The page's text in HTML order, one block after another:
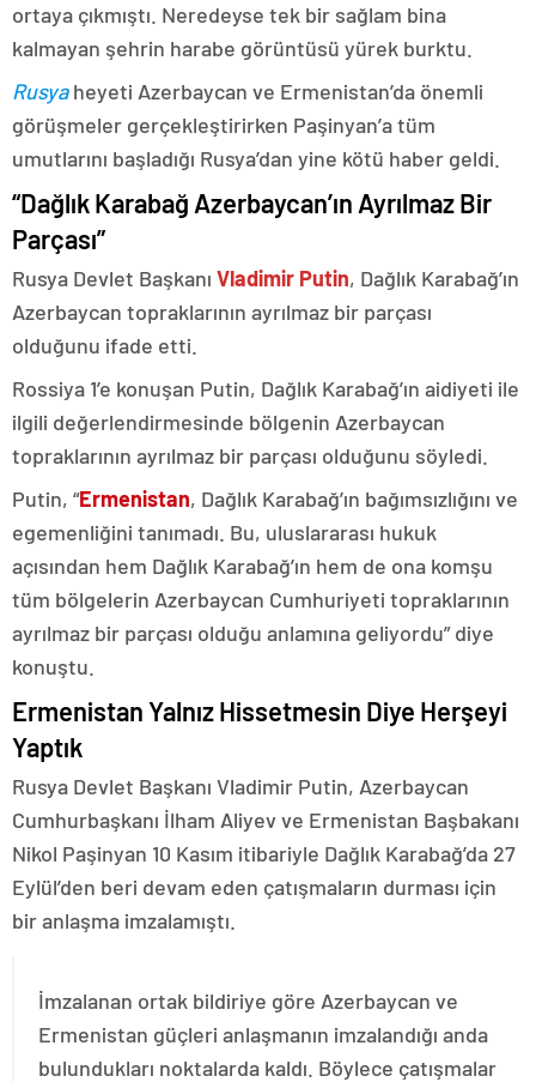
ortaya çıkmıştı. Neredeyse tek bir sağlam bina
kalmayan şehrin harabe görüntüsü yürek burktu.
Rusyaheyeti Azerbaycan ve Ermenistan’da önemli
görüşmeler gerçekleştirirken Paşinyan’a tüm
umutlarını başladığı Rusya’dan yine kötü haber geldi.
“Dağlık Karabağ Azerbaycan’ın Ayrılmaz Bir
Parçası”
Rusya Devlet Başkanı Vladimir Putin, Dağlık Karabağ’ın
Azerbaycan topraklarının ayrılmaz bir parçası
olduğunu ifade etti.
Rossiya 1’e konuşan Putin, Dağlık Karabağ’ın aidiyeti ile
ilgili değerlendirmesinde bölgenin Azerbaycan
topraklarının ayrılmaz bir parçası olduğunu söyledi.
Putin, “Ermenistan, Dağlık Karabağ’ın bağımsızlığını ve
egemenliğini tanımadı. Bu, uluslararası hukuk
açısından hem Dağlık Karabağ’ın hem de ona komşu
tüm bölgelerin Azerbaycan Cumhuriyeti topraklarının
ayrılmaz bir parçası olduğu anlamına geliyordu” diye
konuştu.
Ermenistan Yalnız Hissetmesin Diye Herşeyi
Yaptık
Rusya Devlet Başkanı Vladimir Putin, Azerbaycan
Cumhurbaşkanı İlham Aliyev ve Ermenistan Başbakanı
Nikol Paşinyan 10 Kasım itibariyle Dağlık Karabağ’da 27
Eylül’den beri devam eden çatışmaların durması için
bir anlaşma imzalamıştı.
İmzalanan ortak bildiriye göre Azerbaycan ve
Ermenistan güçleri anlaşmanın imzalandığı anda
bulundukları noktalarda kaldı. Böylece çatışmalar